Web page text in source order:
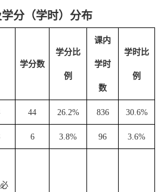
分（学时） 分布
学分数
学分比
例
课内
学时
数
学时比
例
44 26.2% 836 30.6%
6 3.8% 96 3.6%
必